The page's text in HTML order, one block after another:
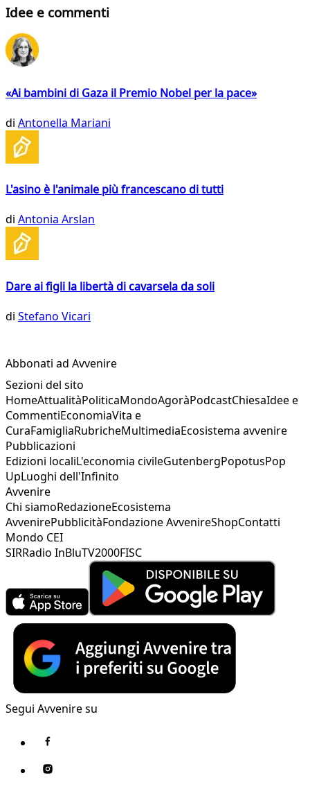
Idee e commenti
«Ai bambini di Gaza il Premio Nobel per la pace»
di Antonella Mariani
L'asino è l'animale più francescano di tutti
di Antonia Arslan
Dare ai figli la libertà di cavarsela da soli
di Stefano Vicari
Abbonati ad Avvenire
Sezioni del sito
HomeAttualitàPoliticaMondoAgoràPodcastChiesaIdee e
CommentiEconomiaVita e
CuraFamigliaRubricheMultimediaEcosistema avvenire
Pubblicazioni
Edizioni localiL'economia civileGutenbergPopotusPop
UpLuoghi dell'Infinito
Avvenire
Chi siamoRedazioneEcosistema
AvvenirePubblicitàFondazione AvvenireShopContatti
Mondo CEI
SIRRadio InBluTV2000FISC
Segui Avvenire su